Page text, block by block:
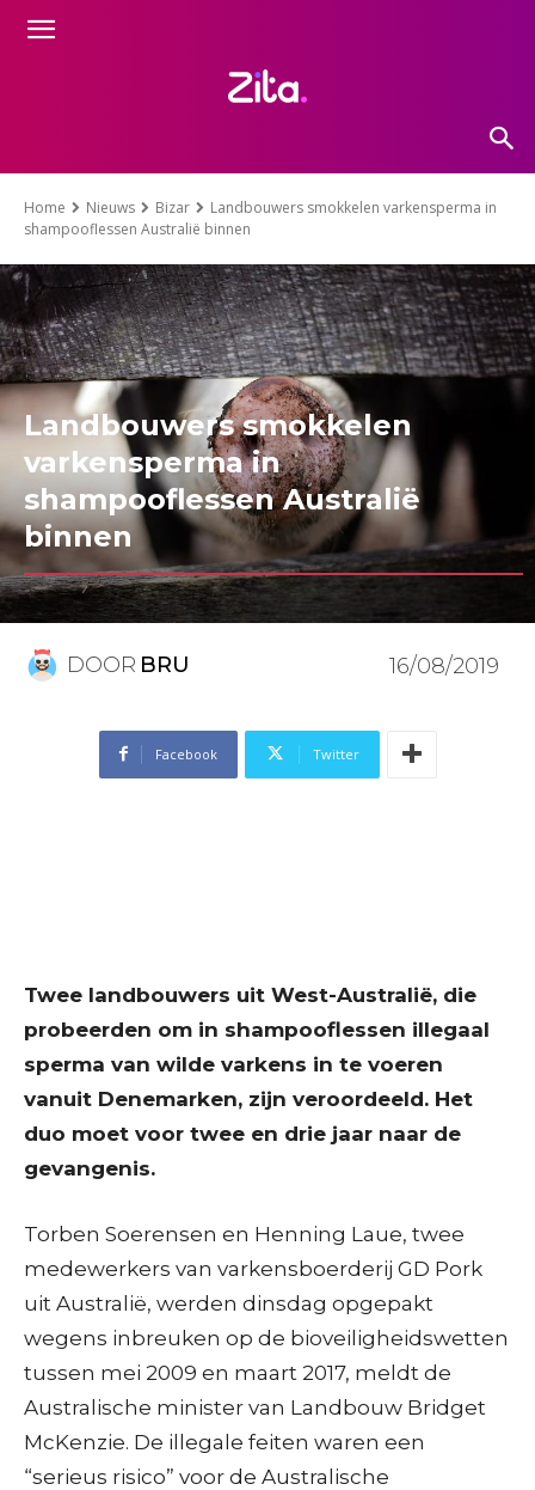
Home Nieuws Bizar
Landbouwers smokkelen varkensperma in
shampooflessen Australië binnen
Landbouwers smokkelen
varkensperma in
shampooflessen Australië
binnen
DOOR BRU 16/08/2019
Facebook Twitter
Twee landbouwers uit West-Australië, die
probeerden om in shampooflessen illegaal
sperma van wilde varkens in te voeren
vanuit Denemarken, zijn veroordeeld. Het
duo moet voor twee en drie jaar naar de
gevangenis.
Torben Soerensen en Henning Laue, twee
medewerkers van varkensboerderij GD Pork
uit Australië, werden dinsdag opgepakt
wegens inbreuken op de bioveiligheidswetten
tussen mei 2009 en maart 2017, meldt de
Australische minister van Landbouw Bridget
McKenzie. De illegale feiten waren een
“serieus risico” voor de Australische